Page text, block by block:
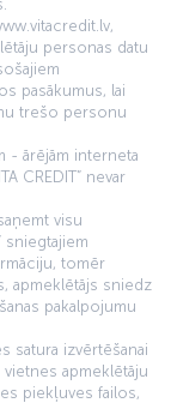
personas datu
pasākumus, lai
trešo personu
- ārējām interneta
CREDIT” nevar
visu
sniegtajiem
tomēr
apmeklētājs sniedz
pakalpojumu
satura izvērtēšanai
vietnes apmeklētāju
piekļuves failos,